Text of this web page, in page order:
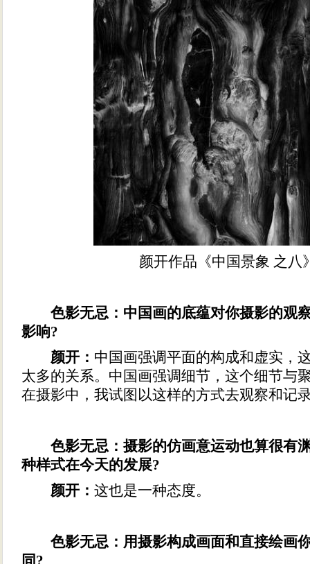
颜开作品《中国景象 之八
色影无忌：中国画的底蕴对你摄影的观
影响?
颜开： 中国画强调平面的构成和虚实，
太多的关系。中国画强调细节，这个细节与
在摄影中，我试图以这样的方式去观察和记
色影无忌：摄影的仿画意运动也算很有
种样式在今天的发展?
颜开： 这也是一种态度。
色影无忌：用摄影构成画面和直接绘画
同?